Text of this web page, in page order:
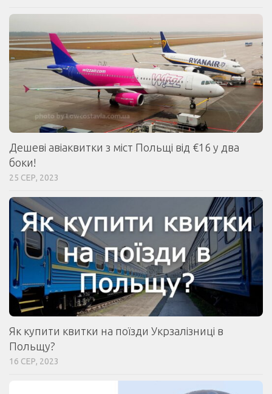
Дешеві авіаквитки з міст Польщі від €16 у два
боки!
25 СЕР, 2023
Як купити квитки на поїзди Укрзалізниці в
Польщу?
16 СЕР, 2023